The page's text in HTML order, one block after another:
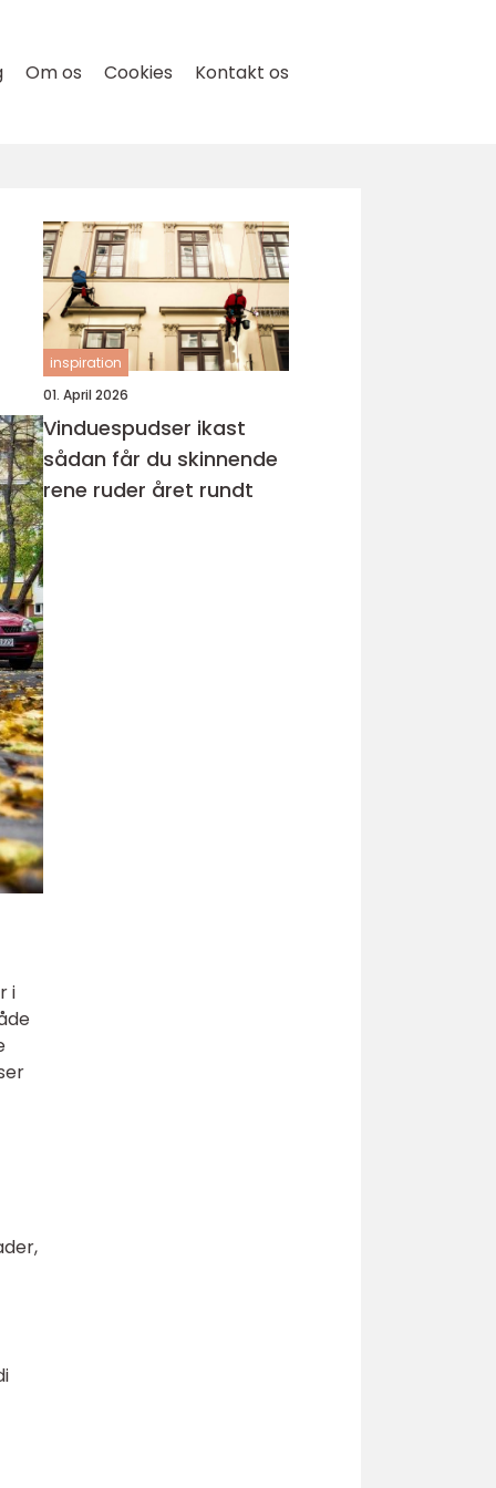
Om os Cookies Kontakt os
i
inspiration
01. April 2026
Vinduespudser ikast
sådan får du skinnende
rene ruder året rundt